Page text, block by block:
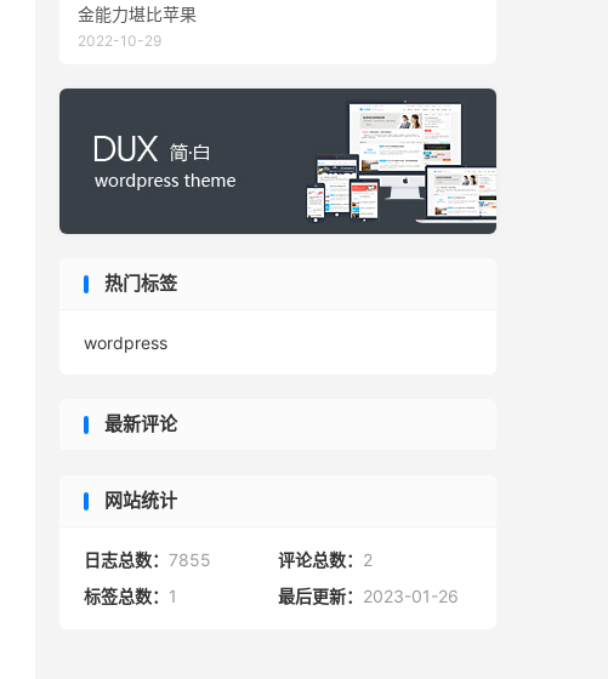
金能力堪比苹果
2022-10-29
热门标签
wordpress
最新评论
网站统计
日志总数： 7855 评论总数： 2
标签总数： 1 最后更新： 2023-01-26